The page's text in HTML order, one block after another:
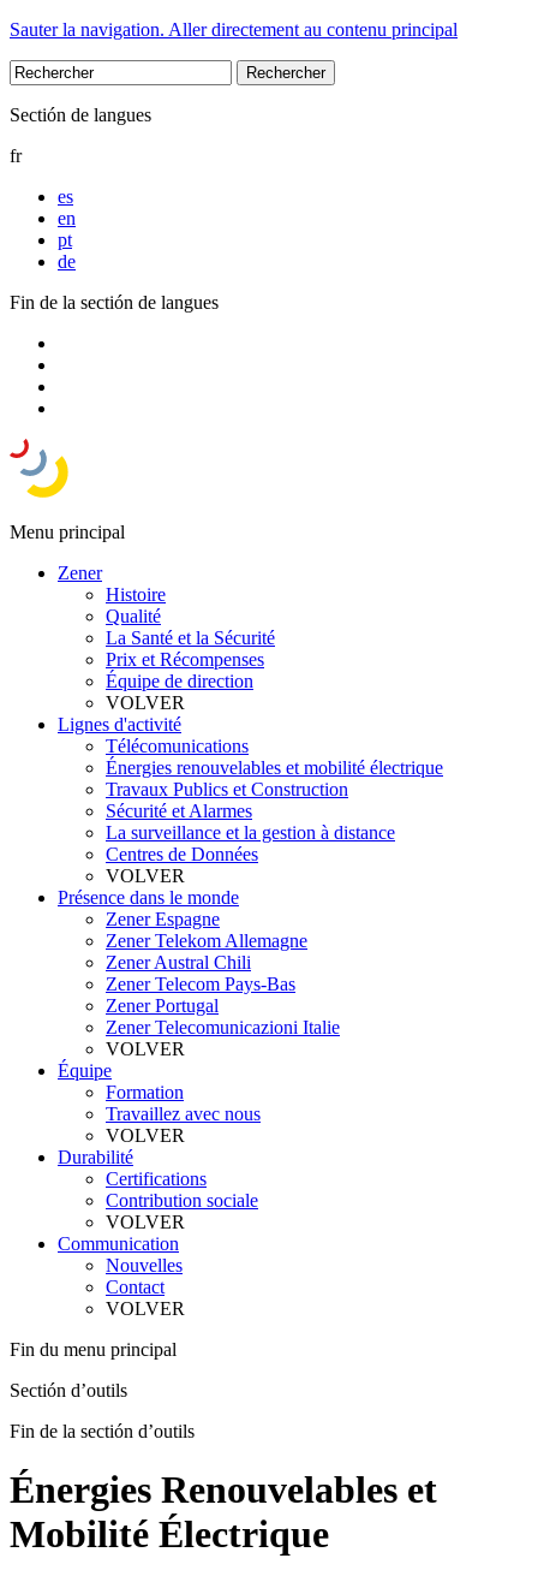
Sauter la navigation. Aller directement au contenu principal
Sectión de langues
fr
es
en
pt
de
Fin de la sectión de langues
Menu principal
Zener
Histoire
Qualité
La Santé et la Sécurité
Prix et Récompenses
Équipe de direction
VOLVER
Lignes d'activité
Télécomunications
Énergies renouvelables et mobilité électrique
Travaux Publics et Construction
Sécurité et Alarmes
La surveillance et la gestion à distance
Centres de Données
VOLVER
Présence dans le monde
Zener Espagne
Zener Telekom Allemagne
Zener Austral Chili
Zener Telecom Pays-Bas
Zener Portugal
Zener Telecomunicazioni Italie
VOLVER
Équipe
Formation
Travaillez avec nous
VOLVER
Durabilité
Certifications
Contribution sociale
VOLVER
Communication
Nouvelles
Contact
VOLVER
Fin du menu principal
Sectión d’outils
Fin de la sectión d’outils
Énergies Renouvelables et
Mobilité Électrique